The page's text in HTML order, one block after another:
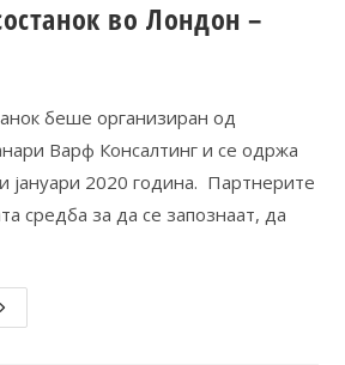
во Лондон –
беше организиран од
Варф Консалтинг и се одржа
јануари 2020 година. Партнерите
средба за да се запознаат, да